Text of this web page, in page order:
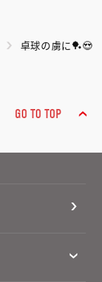
卓球の虜に🏓😍
GO TO TOP